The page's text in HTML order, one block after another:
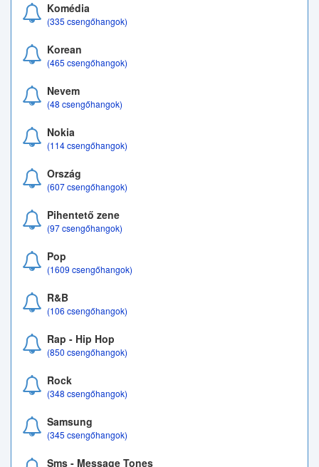
Komédia
(335 csengőhangok)
Korean
(465 csengőhangok)
Nevem
(48 csengőhangok)
Nokia
(114 csengőhangok)
Ország
(607 csengőhangok)
Pihentető zene
(97 csengőhangok)
Pop
(1609 csengőhangok)
R&B
(106 csengőhangok)
Rap - Hip Hop
(850 csengőhangok)
Rock
(348 csengőhangok)
Samsung
(345 csengőhangok)
Sms - Message Tones